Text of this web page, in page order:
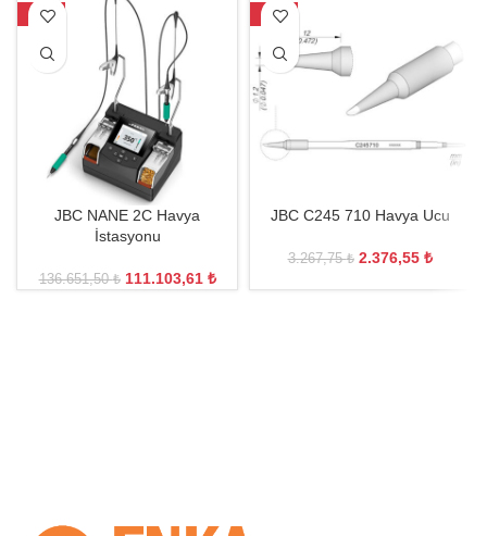
-19%
JBC NANE 2C Havya
İstasyonu
136.651,50₺ 111.103,61 ₺
-27%
JBC C245 710 Havya Ucu
3.267,75₺ 2.376,55 ₺